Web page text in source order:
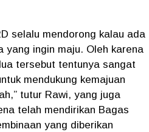
selalu mendorong kalau ada
yang ingin maju. Oleh karena
tersebut tentunya sangat
mendukung kemajuan
tutur Rawi, yang juga
telah mendirikan Bagas
yang diberikan